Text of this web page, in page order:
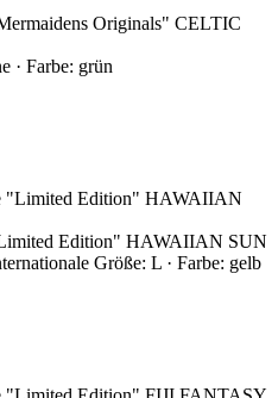
Originals" CELTIC
· Farbe: grün
Edition" HAWAIIAN SUN
Größe: L · Farbe: gelb